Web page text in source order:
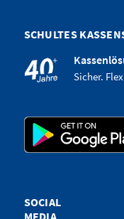
SCHULTES
Sicher.
SOCIAL